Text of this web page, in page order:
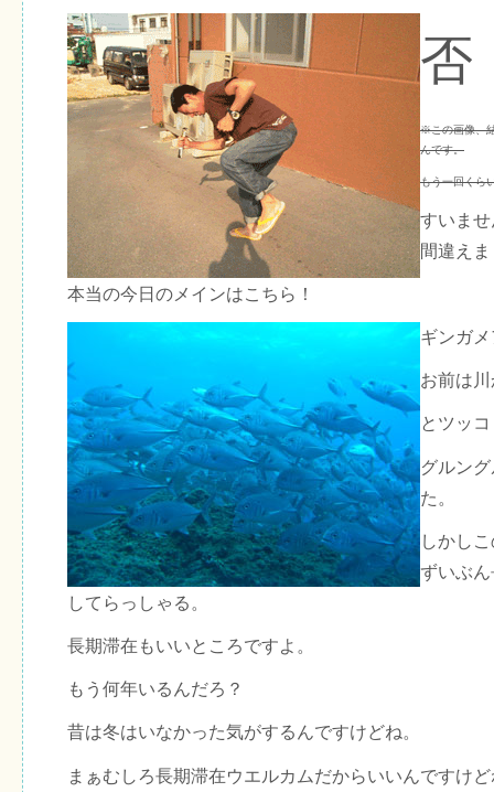
否
※この画像、
んです。
もう一回くら
すいま
間違え
本当の今日のメインはこちら！
ギンガ
お前は
とツッ
グルン
た。
しかし
ずいぶ
してらっしゃる。
長期滞在もいいところですよ。
もう何年いるんだろ？
昔は冬はいなかった気がするんですけどね。
まぁむしろ長期滞在ウエルカムだからいいんですけ